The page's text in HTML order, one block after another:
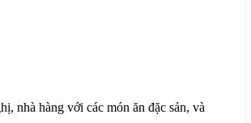
nhà hàng với các món ăn đặc sản, và